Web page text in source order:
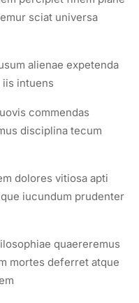
sciat universa
alienae expetenda
iis intuens
commendas
disciplina tecum
dolores vitiosa apti
iucundum prudenter
quaereremus
mortes deferret atque
/ 14h-16h
sommes-nous ?
FSE
de